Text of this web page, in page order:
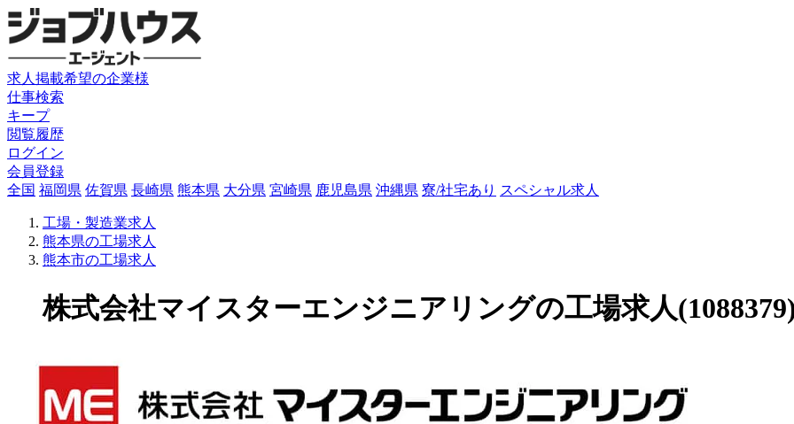
求人掲載希望の企業様
仕事検索
キープ
閲覧履歴
ログイン
会員登録
全国 福岡県 佐賀県 長崎県 熊本県 大分県 宮崎県 鹿児島県 沖縄県 寮/社宅あり スペシャル求人
工場・製造業求人
熊本県の工場求人
熊本市の工場求人
株式会社マイスターエンジニアリングの工場求人